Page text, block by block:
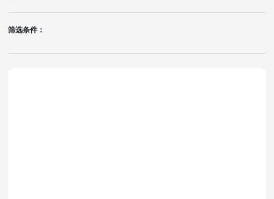
筛选条件：